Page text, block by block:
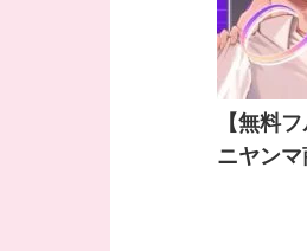
【無料
ニヤンマ